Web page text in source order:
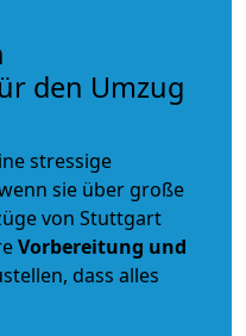
den Umzug
stressige
sie über große
von Stuttgart
Vorbereitung und
dass alles